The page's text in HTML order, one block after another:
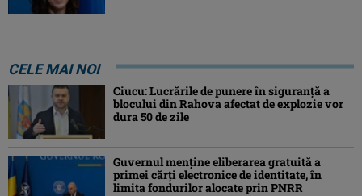
CELE MAI NOI
Ciucu: Lucrările de punere în siguranță a
blocului din Rahova afectat de explozie vor
dura 50 de zile
Guvernul menține eliberarea gratuită a
primei cărţi electronice de identitate, în
limita fondurilor alocate prin PNRR